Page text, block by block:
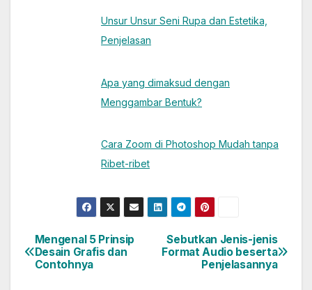
Unsur Unsur Seni Rupa dan Estetika,
Penjelasan
Apa yang dimaksud dengan
Menggambar Bentuk?
Cara Zoom di Photoshop Mudah tanpa
Ribet-ribet
Post
navigation
Sebutkan Jenis-jenis
Format Audio beserta
Penjelasannya
Mengenal 5 Prinsip
Desain Grafis dan
Contohnya